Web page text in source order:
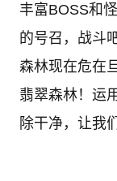
丰富BOSS和
的号召，战斗
森林现在危在
翡翠森林！运
除干净，让我